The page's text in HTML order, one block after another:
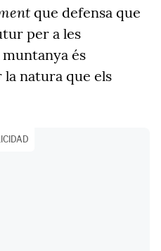
que defensa que
per a les
és
natura que els